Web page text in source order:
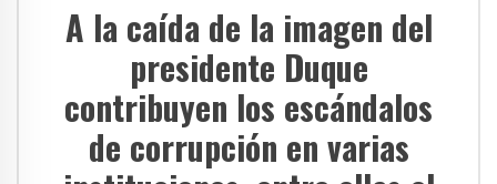
A la caída de la imagen del
presidente Duque
contribuyen los escándalos
de corrupción en varias